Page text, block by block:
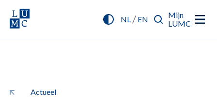
NL/ EN
Mijn
LUMC
Actueel